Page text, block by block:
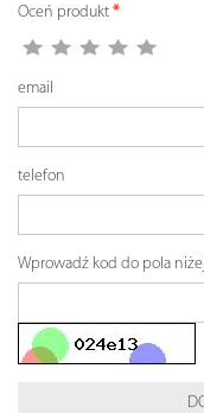
Oceń produkt
email
telefon
Wprowadź kod do pola niżej